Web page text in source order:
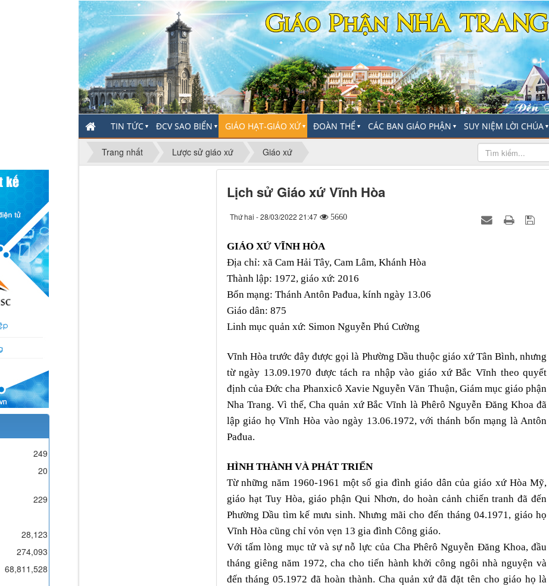
TIN TỨC ▼ ĐCV SAO BIỂN ▼ GIÁO HẠT-GIÁO XỨ▼ ĐOÀN THỂ ▼ CÁC BAN GIÁO PHẬN ▼ SUY NIỆM LỜI CHÚA ▼
Trang nhất Lược sử giáo xứ Giáo xứ
Lịch sử Giáo xứ Vĩnh Hòa
Thứ hai - 28/03/2022 21:47 5660
GIÁO XỨ VĨNH HÒA
Địa chỉ: xã Cam Hải Tây, Cam Lâm, Khánh Hòa
Thành lập: 1972, giáo xứ: 2016
Bổn mạng: Thánh Antôn Pađua, kính ngày 13.06
Giáo dân: 875
Linh mục quản xứ: Simon Nguyễn Phú Cường
Vĩnh Hòa trước đây được gọi là Phường Dầu thuộc giáo xứ Tân Bình, nhưng
từ ngày 13.09.1970 được tách ra nhập vào giáo xứ Bắc Vĩnh theo quyết
định của Ðức cha Phanxicô Xavie Nguyễn Văn Thuận, Giám mục giáo phận
Nha Trang. Vì thế, Cha quản xứ Bắc Vĩnh là Phêrô Nguyễn Ðăng Khoa đã
lập giáo họ Vĩnh Hòa vào ngày 13.06.1972, với thánh bổn mạng là Antôn
Pađua.
HÌNH THÀNH VÀ PHÁT TRIỂN
Từ những năm 1960-1961 một số gia đình giáo dân của giáo xứ Hòa Mỹ,
giáo hạt Tuy Hòa, giáo phận Qui Nhơn, do hoàn cảnh chiến tranh đã đến
Phường Dầu tìm kế mưu sinh. Nhưng mãi cho đến tháng 04.1971, giáo họ
Vĩnh Hòa cũng chỉ vỏn vẹn 13 gia đình Công giáo.
Với tấm lòng mục tử và sự nỗ lực của Cha Phêrô Nguyễn Đăng Khoa, đầu
tháng giêng năm 1972, cha cho tiến hành khởi công ngôi nhà nguyện và
đến tháng 05.1972 đã hoàn thành. Cha quản xứ đã đặt tên cho giáo họ là
249
20
229
28,123
274,093
68,811,528